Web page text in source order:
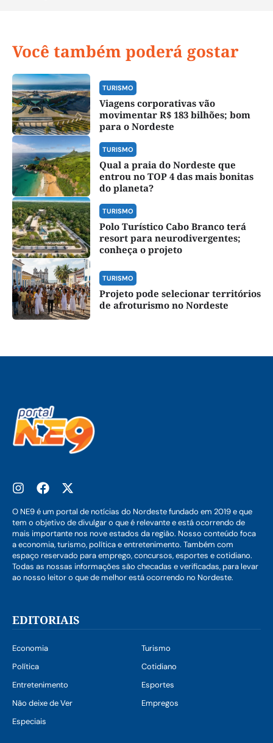
Você também poderá gostar
TURISMO
Viagens corporativas vão
movimentar R$ 183 bilhões; bom
para o Nordeste
TURISMO
Qual a praia do Nordeste que
entrou no TOP 4 das mais bonitas
do planeta?
TURISMO
Polo Turístico Cabo Branco terá
resort para neurodivergentes;
conheça o projeto
TURISMO
Projeto pode selecionar territórios
de afroturismo no Nordeste
O NE9 é um portal de notícias do Nordeste fundado em 2019 e que
tem o objetivo de divulgar o que é relevante e está ocorrendo de
mais importante nos nove estados da região. Nosso conteúdo foca
a economia, turismo, política e entretenimento. Também com
espaço reservado para emprego, concursos, esportes e cotidiano.
Todas as nossas informações são checadas e verificadas, para levar
ao nosso leitor o que de melhor está ocorrendo no Nordeste.
EDITORIAIS
Economia
Turismo
Política
Cotidiano
Entretenimento
Esportes
Não deixe de Ver
Empregos
Especiais